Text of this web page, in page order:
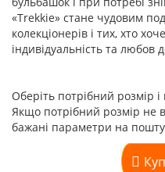
«Trekkie» стане чудовим
колекціонерів і тих, хто
індивідуальність та любов
Оберіть потрібний розмір і
Якщо потрібний розмір не
бажані параметри на